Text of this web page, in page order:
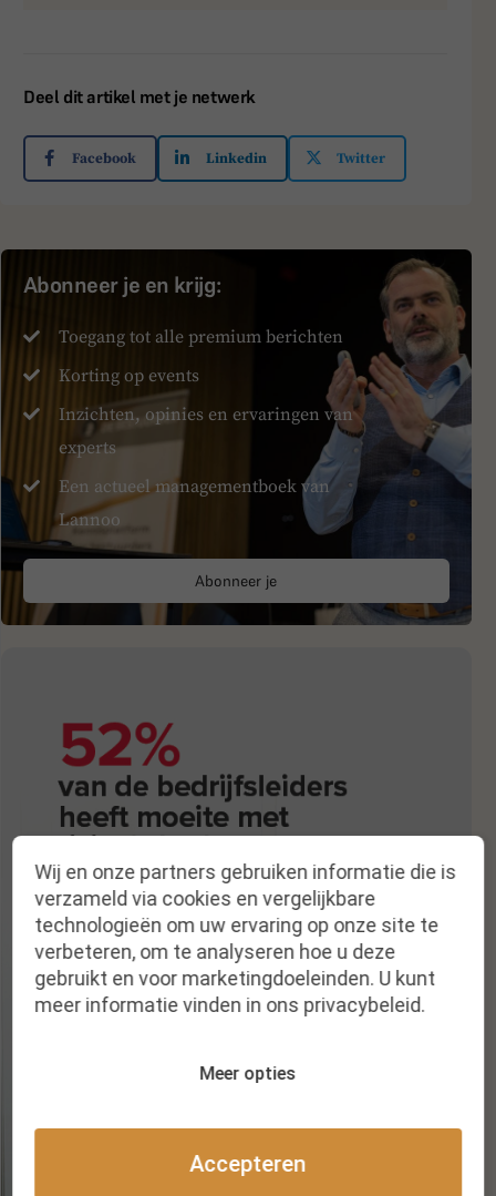
Deel dit artikel met je netwerk
Facebook Linkedin Twitter
Abonneer je en krijg:
Toegang tot alle premium berichten
Korting op events
Inzichten, opinies en ervaringen van
experts
Een actueel managementboek van
Lannoo
Abonneer je
Wij en onze partners gebruiken informatie die is
verzameld via cookies en vergelijkbare
technologieën om uw ervaring op onze site te
verbeteren, om te analyseren hoe u deze
gebruikt en voor marketingdoeleinden. U kunt
meer informatie vinden in ons privacybeleid.
Meer opties
Accepteren